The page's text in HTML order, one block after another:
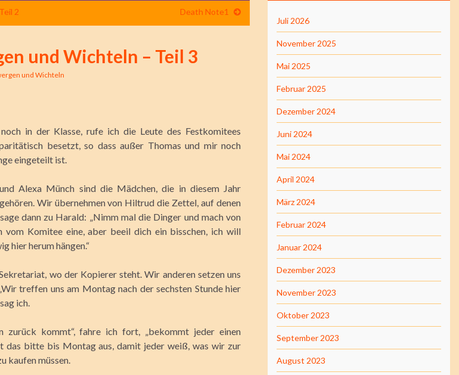
2 Death Note1
und Wichteln – Teil 3
und Wichteln
in der Klasse, rufe ich die Leute des Festkomitees
besetzt, so dass außer Thomas und mir noch
eingeteilt ist.
Alexa Münch sind die Mädchen, die in diesem Jahr
Wir übernehmen von Hiltrud die Zettel, auf denen
dann zu Harald: „Nimm mal die Dinger und mach von
vom Komitee eine, aber beeil dich ein bisschen, ich will
hier herum hängen.“
wo der Kopierer steht. Wir anderen setzen uns
treffen uns am Montag nach der sechsten Stunde hier
ich.
zurück kommt“, fahre ich fort, „bekommt jeder einen
das bitte bis Montag aus, damit jeder weiß, was wir zur
kaufen müssen.
Juli 2026
November 2025
Mai 2025
Februar 2025
Dezember 2024
Juni 2024
Mai 2024
April 2024
März 2024
Februar 2024
Januar 2024
Dezember 2023
November 2023
Oktober 2023
September 2023
August 2023